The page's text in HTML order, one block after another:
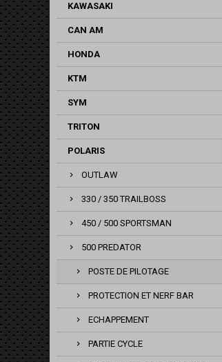
KAWASAKI
CAN AM
HONDA
KTM
SYM
TRITON
POLARIS
OUTLAW
330 / 350 TRAILBOSS
450 / 500 SPORTSMAN
500 PREDATOR
POSTE DE PILOTAGE
PROTECTION ET NERF BAR
ECHAPPEMENT
PARTIE CYCLE